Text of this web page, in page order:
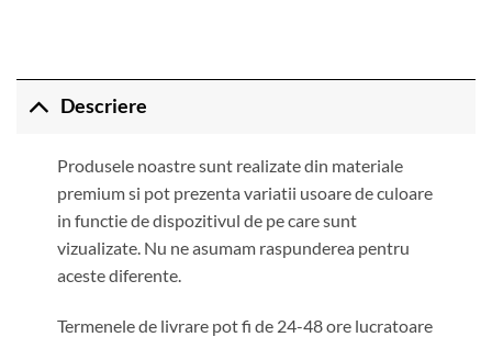
Descriere
Produsele noastre sunt realizate din materiale
premium si pot prezenta variatii usoare de culoare
in functie de dispozitivul de pe care sunt
vizualizate. Nu ne asumam raspunderea pentru
aceste diferente.
Termenele de livrare pot fi de 24-48 ore lucratoare